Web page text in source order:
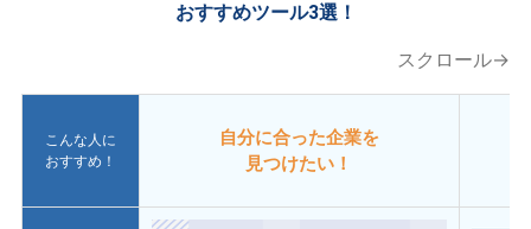
おすすめツール3選！
スクロール→
こんな人に
おすすめ！
自分に合った企業を
見つけたい！